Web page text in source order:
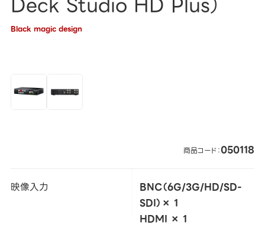
Black magic design
商品コード：050118
映像入力
BNC（6G/3G/HD/SD-
SDI）× 1
HDMI × 1